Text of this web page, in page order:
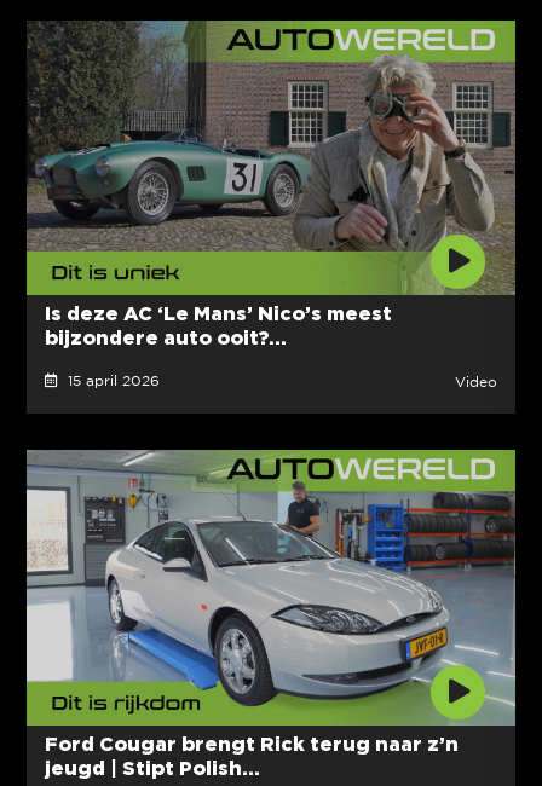
Is deze AC ‘Le Mans’ Nico’s meest
bijzondere auto ooit?...
15 april 2026 Video
Ford Cougar brengt Rick terug naar z’n
jeugd | Stipt Polish...